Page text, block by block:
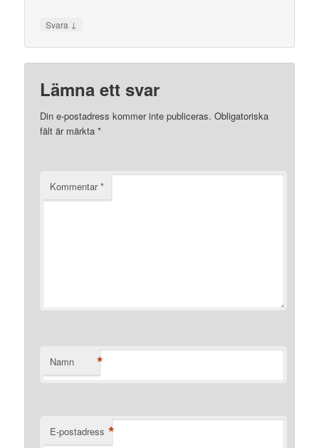
Svara ↓
Lämna ett svar
Din e-postadress kommer inte publiceras. Obligatoriska
fält är märkta*
Kommentar*
Namn *
E-postadress *